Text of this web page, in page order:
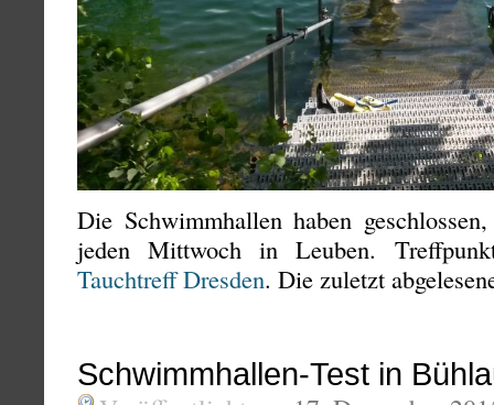
Die Schwimmhallen haben
jeden Mittwoch in Leuben.
Tauchtreff Dresden. Die zuletzt
Schwimmhallen-Test in